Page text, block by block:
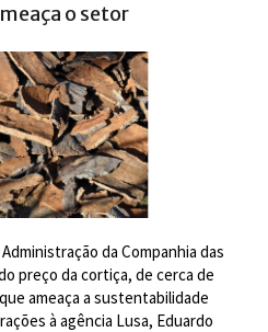
o setor
da Companhia das
preço da cortiça, de cerca de
ameaça a sustentabilidade
à agência Lusa, Eduardo